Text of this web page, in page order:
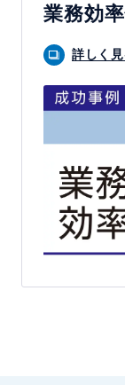
業務効
詳しく見